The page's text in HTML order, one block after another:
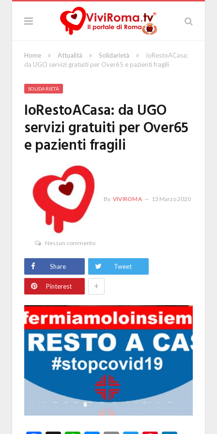
Home » Attualità » Solidarietà »
IoRestoACasa:
da UGO servizi gratuiti per Over65 e pazienti fragili
SOLIDARIETÀ
IoRestoACasa: da UGO
servizi gratuiti per Over65
e pazienti fragili
By VIVIROMA 13 Marzo 2020
Nessun commento
Share Tweet
Pinterest +